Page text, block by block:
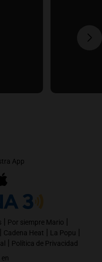
App
| Por siempre Mario |
| Cadena Heat | La Popu |
| Política de Privacidad